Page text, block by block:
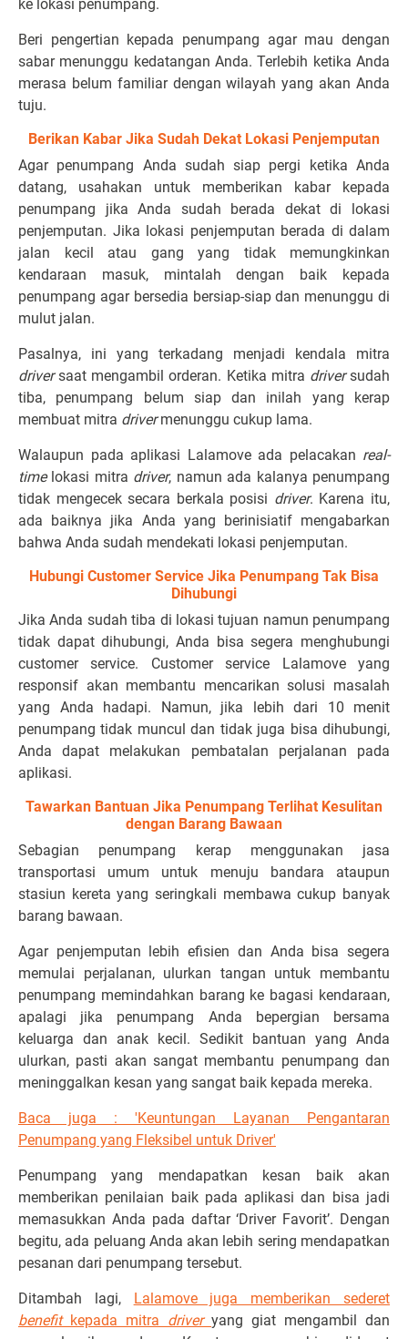
ke lokasi penumpang.
Beri pengertian kepada penumpang agar mau dengan
sabar menunggu kedatangan Anda. Terlebih ketika Anda
merasa belum familiar dengan wilayah yang akan Anda
tuju.
Berikan Kabar Jika Sudah Dekat Lokasi Penjemputan
Agar penumpang Anda sudah siap pergi ketika Anda
datang, usahakan untuk memberikan kabar kepada
penumpang jika Anda sudah berada dekat di lokasi
penjemputan. Jika lokasi penjemputan berada di dalam
jalan kecil atau gang yang tidak memungkinkan
kendaraan masuk, mintalah dengan baik kepada
penumpang agar bersedia bersiap-siap dan menunggu di
mulut jalan.
Pasalnya, ini yang terkadang menjadi kendala mitra
driversaat mengambil orderan. Ketika mitra driversudah
tiba, penumpang belum siap dan inilah yang kerap
membuat mitra drivermenunggu cukup lama.
Walaupun pada aplikasi Lalamove ada pelacakan real-
timelokasi mitra driver, namun ada kalanya penumpang
tidak mengecek secara berkala posisi driver. Karena itu,
ada baiknya jika Anda yang berinisiatif mengabarkan
bahwa Anda sudah mendekati lokasi penjemputan.
Hubungi Customer Service Jika Penumpang Tak Bisa
Dihubungi
Jika Anda sudah tiba di lokasi tujuan namun penumpang
tidak dapat dihubungi, Anda bisa segera menghubungi
customer service. Customer service Lalamove yang
responsif akan membantu mencarikan solusi masalah
yang Anda hadapi. Namun, jika lebih dari 10 menit
penumpang tidak muncul dan tidak juga bisa dihubungi,
Anda dapat melakukan pembatalan perjalanan pada
aplikasi.
Tawarkan Bantuan Jika Penumpang Terlihat Kesulitan
dengan Barang Bawaan
Sebagian penumpang kerap menggunakan jasa
transportasi umum untuk menuju bandara ataupun
stasiun kereta yang seringkali membawa cukup banyak
barang bawaan.
Agar penjemputan lebih efisien dan Anda bisa segera
memulai perjalanan, ulurkan tangan untuk membantu
penumpang memindahkan barang ke bagasi kendaraan,
apalagi jika penumpang Anda bepergian bersama
keluarga dan anak kecil. Sedikit bantuan yang Anda
ulurkan, pasti akan sangat membantu penumpang dan
meninggalkan kesan yang sangat baik kepada mereka.
Baca juga : 'Keuntungan Layanan Pengantaran
Penumpang yang Fleksibel untuk Driver'
Penumpang yang mendapatkan kesan baik akan
memberikan penilaian baik pada aplikasi dan bisa jadi
memasukkan Anda pada daftar ‘Driver Favorit’. Dengan
begitu, ada peluang Anda akan lebih sering mendapatkan
pesanan dari penumpang tersebut.
Ditambah lagi, Lalamove juga memberikan sederet
benefitkepada mitra driver yang giat mengambil dan